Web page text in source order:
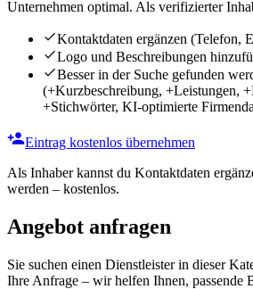
Unternehmen optimal. Als verifizierter
Kontaktdaten ergänzen (Telefon,
Logo und Beschreibungen
Besser in der Suche gefunden
(+Kurzbeschreibung, +Leistungen,
+Stichwörter, KI-optimierte
Eintrag kostenlos übernehmen
Als Inhaber kannst du Kontaktdaten
werden – kostenlos.
Angebot anfragen
Sie suchen einen Dienstleister in dieser
Ihre Anfrage – wir helfen Ihnen, passende